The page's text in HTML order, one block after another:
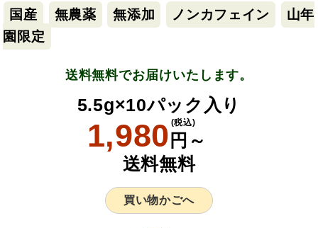
国産 無農薬 無添加 ノンカフェイン
山年
園限定
送料無料でお届けいたします。
5.5g×10パック入り
1,980 円～
(税込)
送料無料
買い物かごへ